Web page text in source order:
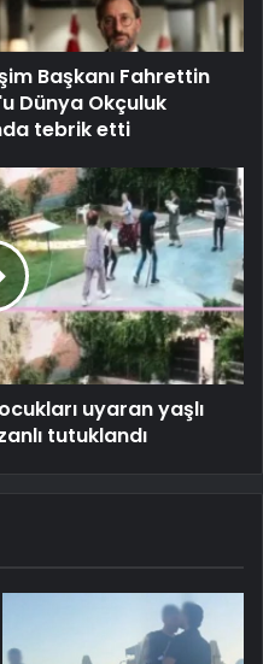
Başkanı Fahrettin
Dünya Okçuluk
tebrik etti
uyaran yaşlı
tutuklandı